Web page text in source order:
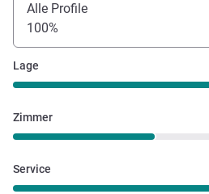
Alle Profile
100%
Lage
Zimmer
Service